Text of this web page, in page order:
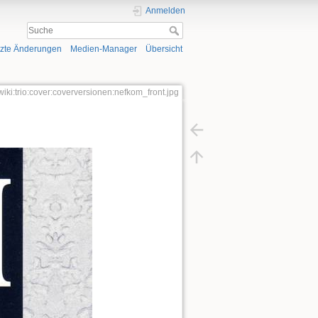
Anmelden
Änderungen Medien-Manager Übersicht